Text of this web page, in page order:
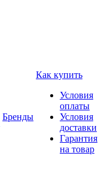
Бренды
Как купить
Условия
оплаты
Условия
доставки
Гарантия
на товар